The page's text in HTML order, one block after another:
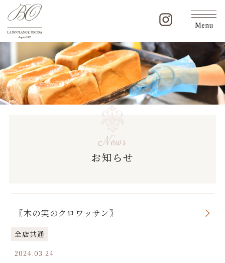
Menu
News
お知らせ
〖木の実のクロワッサン〗
全店共通
2024.03.24